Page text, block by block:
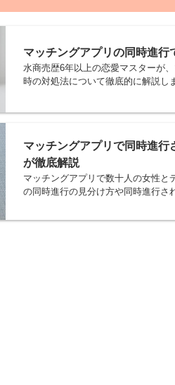
マッチングアプリの同時進
水商売歴6年以上の恋愛マスターが
時の対処法について徹底的に解説し
マッチングアプリで同時進行
が徹底解説
マッチングアプリで数十人の女性と
の同時進行の見分け方や同時進行さ